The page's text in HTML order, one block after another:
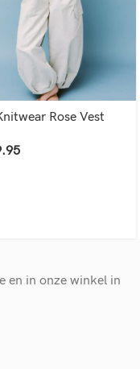
Rose Vest
en in onze winkel in